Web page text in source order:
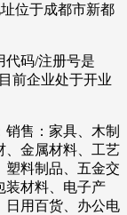
位于成都市新都
代码/注册号是
前企业处于开业
售：家具、木制
、金属材料、工艺
塑料制品、五金交
装材料、电子产
日用百货、办公电